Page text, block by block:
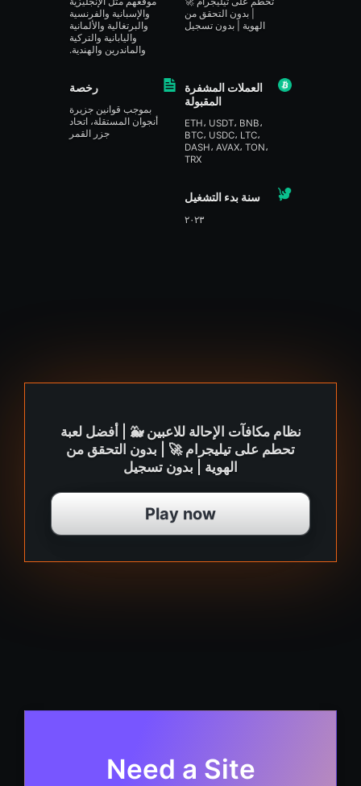
| بدون التحقق من
الهوية | بدون تسجيل
والإسبانية والفرنسية
والبرتغالية والألمانية
واليابانية والتركية
والماندرين والهندية.
العملات المشفرة
المقبولة
ETH، USDT، BNB،
BTC، USDC، LTC،
DASH، AVAX، TON،
TRX
رخصة
بموجب قوانين جزيرة
أنجوان المستقلة، اتحاد
جزر القمر
سنة بدء التشغيل
٢٠٢٣
نظام مكافآت الإحالة للاعبين 🐳 | أفضل لعبة
تحطم على تيليجرام 🚀 | بدون التحقق من
الهوية | بدون تسجيل
Play now
Need a Site